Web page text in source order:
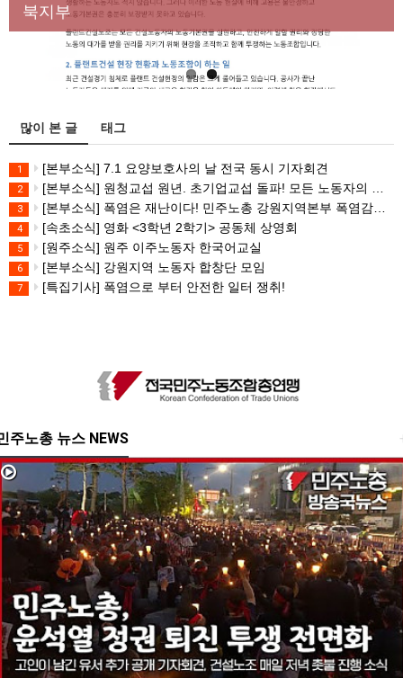
대책 마련하라
북지부
많이 본 글 태그
1 [본부소식] 7.1 요양보호사의 날 전국 동시 기자회견
2 [본부소식] 원청교섭 원년. 초기업교섭 돌파! 모든 노동자의 노동기본권 쟁취! 민주노총 7.15 총파업대회
3 [본부소식] 폭염은 재난이다! 민주노총 강원지역본부 폭염감시단 선포 기자회견
4 [속초소식] 영화 <3학년 2학기> 공동체 상영회
5 [원주소식] 원주 이주노동자 한국어교실
6 [본부소식] 강원지역 노동자 합창단 모임
7 [특집기사] 폭염으로 부터 안전한 일터 쟁취!
주노총 뉴스 NEWS